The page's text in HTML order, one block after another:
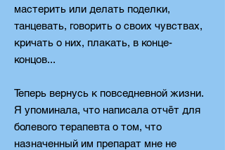
мастерить или делать поделки,
танцевать, говорить о своих чувствах,
кричать о них, плакать, в конце-
концов...
Теперь вернусь к повседневной жизни.
Я упоминала, что написала отчёт для
болевого терапевта о том, что
назначенный им препарат мне не